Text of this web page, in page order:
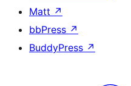
Matt ↗
bbPress ↗
BuddyPress ↗